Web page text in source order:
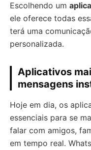
Escolhendo um
ele oferece todas
terá uma
personalizada.
Aplicativos
mensagens
Hoje em dia, os
essenciais para se
falar com amigos,
em tempo real.